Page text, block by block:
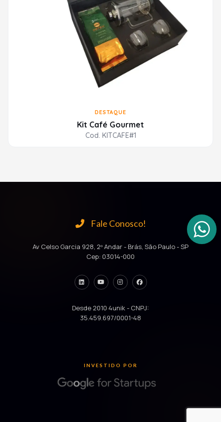
DESTAQUE
Kit Café Gourmet
Cod. KITCAFE#1
Fale Conosco!
Av Celso Garcia 928, 2º Andar - Brás, São Paulo - SP
Cep: 03014-000
Desde 2010 4unik - CNPJ:
35.459.697/0001-48
INVESTIDO POR